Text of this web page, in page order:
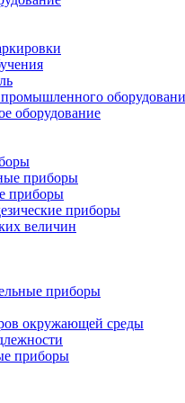
оборудование
приборы
приборы
приборы
величин
приборы
окружающей среды
приборы